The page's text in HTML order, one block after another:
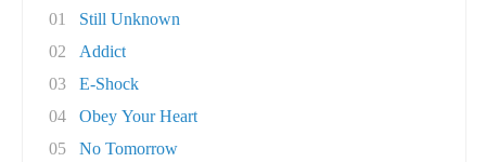
01
Still Unknown
02
Addict
03
E-Shock
04
Obey Your Heart
05
No Tomorrow